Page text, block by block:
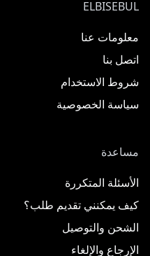
ELBISEBUL
معلومات عنا
اتصل بنا
شروط الاستخدام
سياسة الخصوصية
مساعدة
الأسئلة المتكررة
كيف يمكنني تقديم طلب؟
الشحن والتوصيل
الإرجاع والإلغاء